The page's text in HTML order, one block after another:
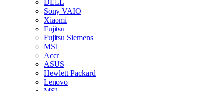
DELL
Sony VAIO
Xiaomi
Fujitsu
Fujitsu Siemens
MSI
Acer
ASUS
Hewlett Packard
Lenovo